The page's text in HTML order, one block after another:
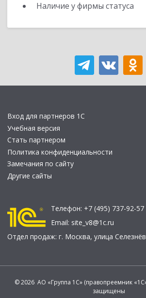
Наличие у фирмы статуса
Вход для партнеров 1С
Учебная версия
Стать партнером
Политика конфиденциальности
Замечания по сайту
Другие сайты
Телефон: +7 (495) 737-92-57
Email: site_v8@1c.ru
Отдел продаж: г. Москва, улица
© 2026 АО «Группа 1С» (правопреемник
защищены